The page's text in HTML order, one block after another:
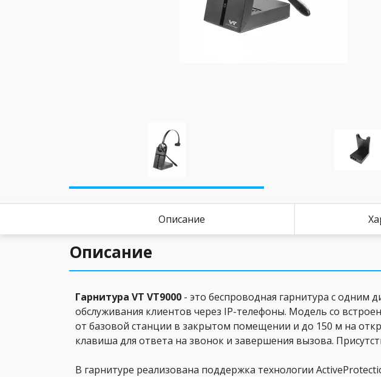
Описание
Описание
Гарнитура VT VT9000 - это беспроводная гарнитура с
обслуживания клиентов через IP-телефоны. Модель со
от базовой станции в закрытом помещении и до 150 м на
клавиша для ответа на звонок и завершения вызова.
В гарнитуре реализована поддержка технологии